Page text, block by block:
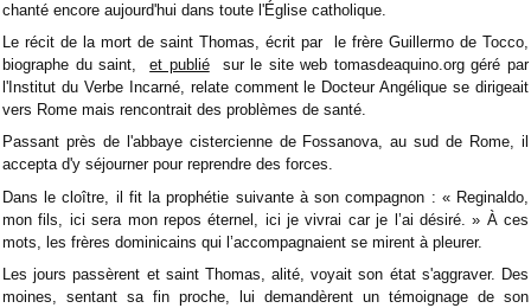
chanté encore aujourd'hui dans toute l'Église catholique.
Le récit de la mort de saint Thomas, écrit par
le frère Guillermo de Tocco,
biographe du saint,et publiésur le site web tomasdeaquino.org géré par
l'Institut du Verbe Incarné, relate comment le Docteur Angélique se dirigeait
vers Rome mais rencontrait des problèmes de santé.
Passant près de l'abbaye cistercienne de Fossanova, au sud de Rome, il
accepta d'y séjourner pour reprendre des forces.
Dans le cloître, il fit la prophétie suivante à son compagnon : « Reginaldo,
mon fils, ici sera mon repos éternel, ici je vivrai car je l’ai désiré. » À ces
mots, les frères dominicains qui l’accompagnaient se mirent à pleurer.
Les jours passèrent et saint Thomas, alité, voyait son état s'aggraver. Des
moines, sentant sa fin proche, lui demandèrent un témoignage de son